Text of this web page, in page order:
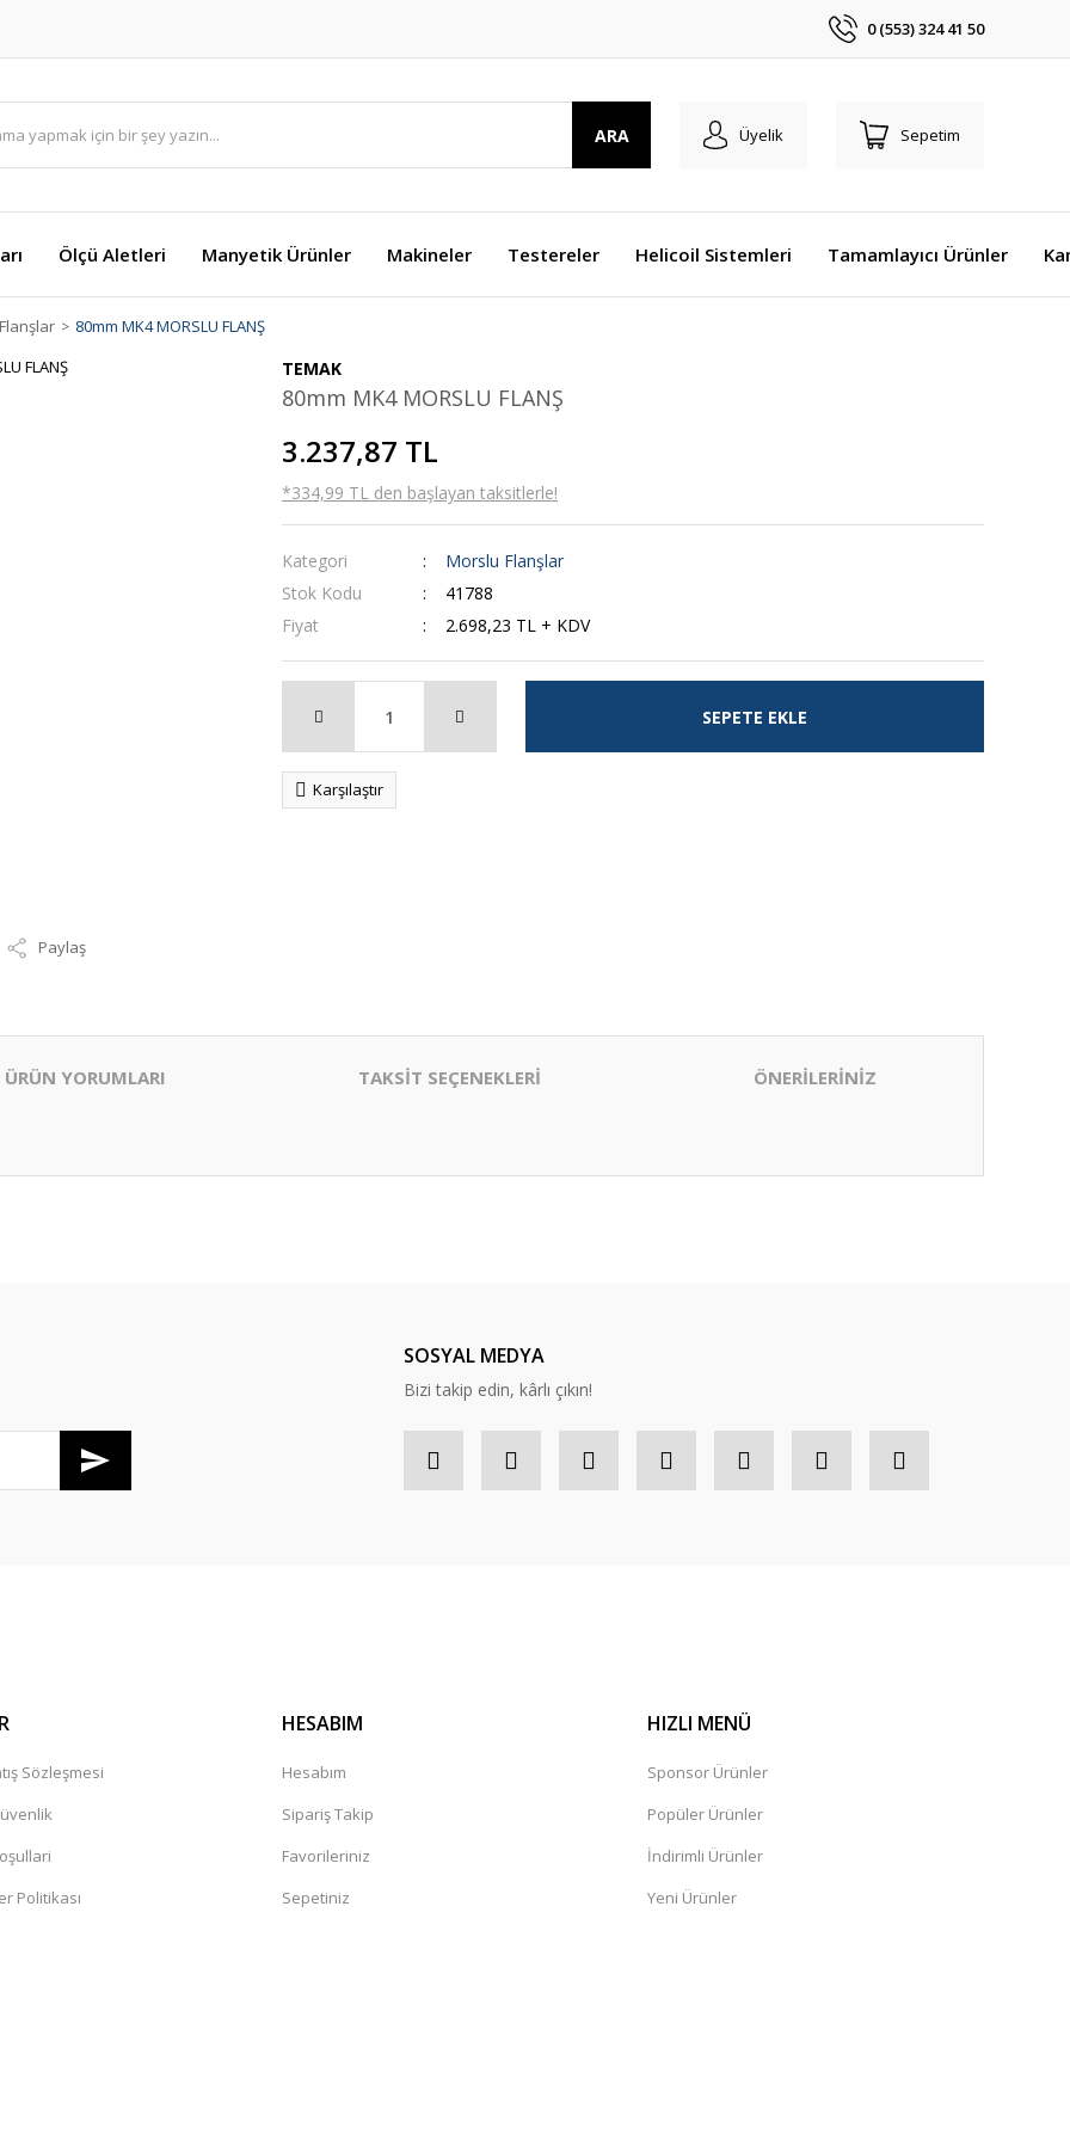
0 (553) 324 41 50
ARA Üyelik Sepetim
Ölçü Aletleri Manyetik Ürünler Makineler Testereler Helicoil Sistemleri Tamamlayıcı Ürünler
80mm MK4 MORSLU FLANŞ
Paylaş
TEMAK
80mm MK4 MORSLU FLANŞ
3.237,87 TL
*334,99 TL den başlayan taksitlerle!
Kategori
Morslu Flanşlar
Stok Kodu
41788
Fiyat
2.698,23 TL + KDV
SEPETE EKLE
Karşılaştır
ÜRÜN YORUMLARI TAKSİT SEÇENEKLERİ ÖNERİLERİNİZ
SOSYAL MEDYA
Bizi takip edin, kârlı çıkın!
Sözleşmesi
Politikası
HESABIM
Hesabım
Sipariş Takip
Favorileriniz
Sepetiniz
HIZLI MENÜ
Sponsor Ürünler
Popüler Ürünler
İndirimli Ürünler
Yeni Ürünler